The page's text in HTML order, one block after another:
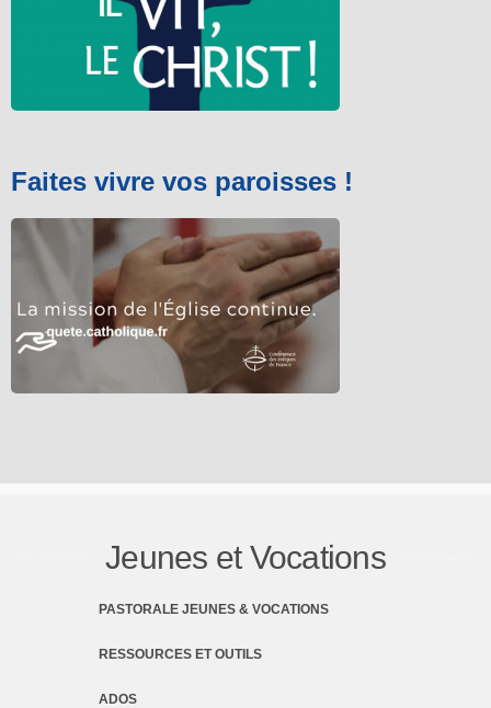
Faites vivre vos paroisses !
Jeunes et Vocations
PASTORALE JEUNES & VOCATIONS
RESSOURCES ET OUTILS
ADOS